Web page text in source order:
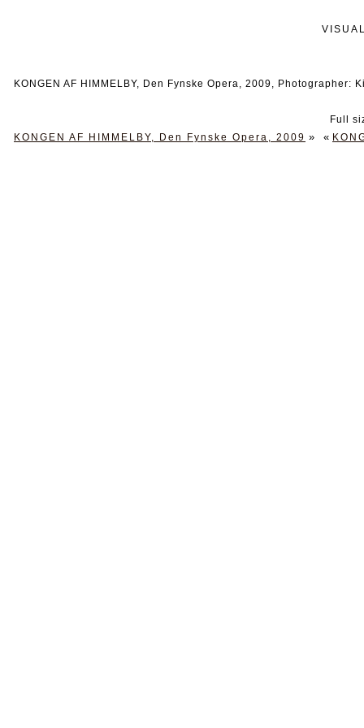
KONGEN AF HIMMELBY, Den Fynske Opera, 2009, Photographer:
Full
KONGEN AF HIMMELBY, Den Fynske Opera, 2009 » «